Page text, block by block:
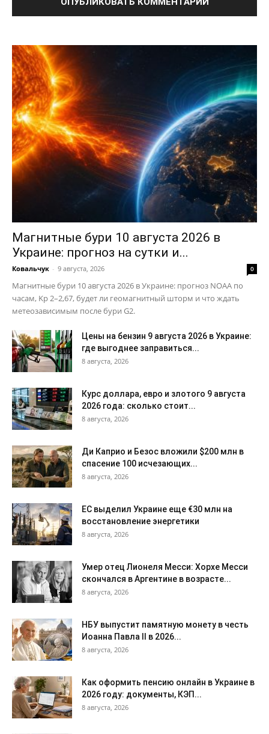
О нас
Связаться с нами
Политика конфиденциальности
Отказ от ответственности
Подписка
Реклама
Контакты
Магнитные бури 10 августа 2026 в
Украине: прогноз на сутки и...
Ковальчук - 9 августа, 2026 0
Магнитные бури 10 августа 2026 в Украине: прогноз NOAA по
часам, Kp 2–2,67, будет ли геомагнитный шторм и что ждать
метеозависимым после бури G2.
Цены на бензин 9 августа 2026 в Украине:
где выгоднее заправиться...
8 августа, 2026
Курс доллара, евро и злотого 9 августа
2026 года: сколько стоит...
8 августа, 2026
Ди Каприо и Безос вложили $200 млн в
спасение 100 исчезающих...
8 августа, 2026
ЕС выделил Украине еще €30 млн на
восстановление энергетики
8 августа, 2026
Умер отец Лионеля Месси: Хорхе Месси
скончался в Аргентине в возрасте...
8 августа, 2026
НБУ выпустит памятную монету в честь
Иоанна Павла II в 2026...
8 августа, 2026
Как оформить пенсию онлайн в Украине в
2026 году: документы, КЭП...
8 августа, 2026